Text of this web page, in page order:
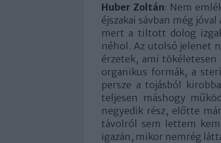
Huber Zoltán: Nem
éjszakai sávban még
mert a tiltott dolog
néhol. Az utolsó jelenet
érzetek, ami
organikus formák, a
persze a tojásból
teljesen máshogy
negyedik rész, előtte
távolról sem lettem
igazán, mikor nemrég